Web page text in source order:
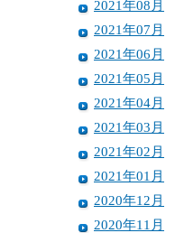
2021年08月
2021年07月
2021年06月
2021年05月
2021年04月
2021年03月
2021年02月
2021年01月
2020年12月
2020年11月